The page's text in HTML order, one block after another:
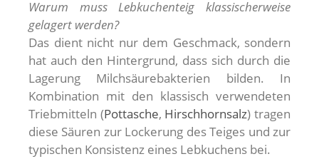
Warum muss Lebkuchenteig klassischerweise
gelagert werden?
Das dient nicht nur dem Geschmack, sondern
hat auch den Hintergrund, dass sich durch die
Lagerung Milchsäurebakterien bilden. In
Kombination mit den klassisch verwendeten
Triebmitteln (Pottasche, Hirschhornsalz) tragen
diese Säuren zur Lockerung des Teiges und zur
typischen Konsistenz eines Lebkuchens bei.